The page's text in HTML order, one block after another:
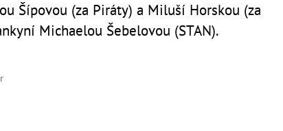
Šípovou (za Piráty) a Miluší Horskou (za
Michaelou Šebelovou (STAN).